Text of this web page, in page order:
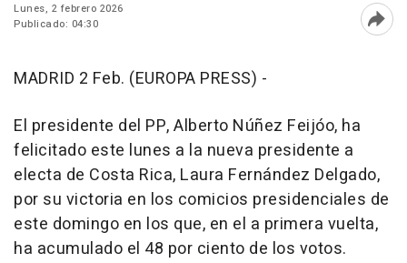
Lunes, 2 febrero 2026
Publicado: 04:30
MADRID 2 Feb. (EUROPA PRESS) -
El presidente del PP, Alberto Núñez Feijóo, ha
felicitado este lunes a la nueva presidente a
electa de Costa Rica, Laura Fernández Delgado,
por su victoria en los comicios presidenciales de
este domingo en los que, en el a primera vuelta,
ha acumulado el 48 por ciento de los votos.